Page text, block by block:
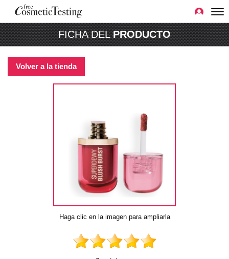
FICHA DELPRODUCTO
Volver a la tienda
Haga clic en la imagen para ampliarla